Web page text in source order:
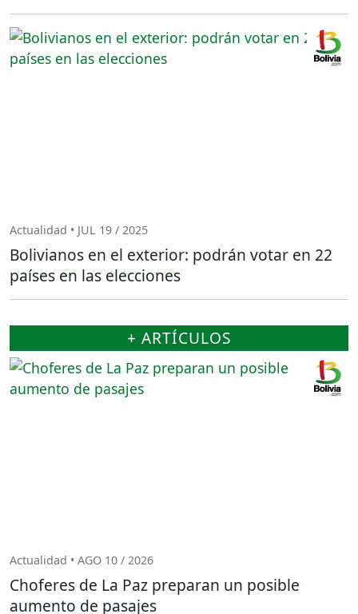
Actualidad • JUL 19 / 2025
Bolivianos en el exterior: podrán votar en 22
países en las elecciones
+ ARTÍCULOS
Actualidad • AGO 10 / 2026
Choferes de La Paz preparan un posible
aumento de pasajes